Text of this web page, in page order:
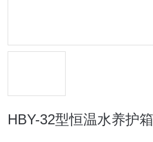
HBY-32型恒温水养护箱